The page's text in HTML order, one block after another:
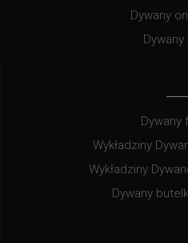
Dywany
Dywany
Dywany
Wykładziny
Wykładziny
Dywany